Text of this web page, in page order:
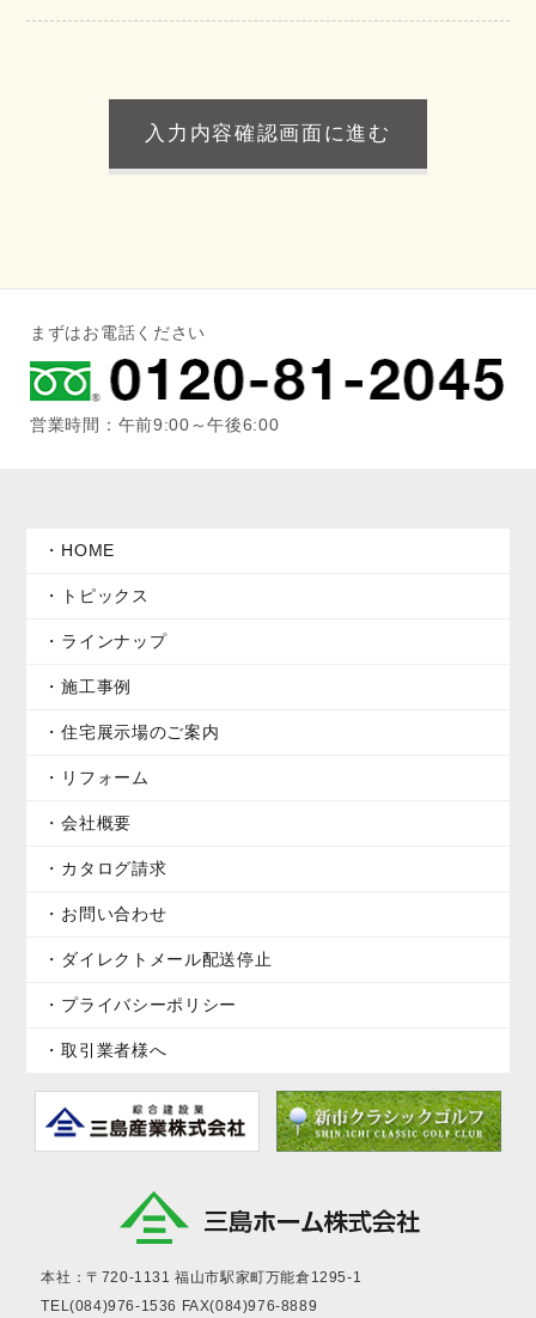
まずはお電話ください
営業時間：午前9:00～午後6:00
HOME
トピックス
ラインナップ
施工事例
住宅展示場のご案内
リフォーム
会社概要
カタログ請求
お問い合わせ
ダイレクトメール配送停止
プライバシーポリシー
取引業者様へ
本社：〒720-1131福山市駅家町万能倉1295-1
TEL(084)976-1536 FAX(084)976-8889